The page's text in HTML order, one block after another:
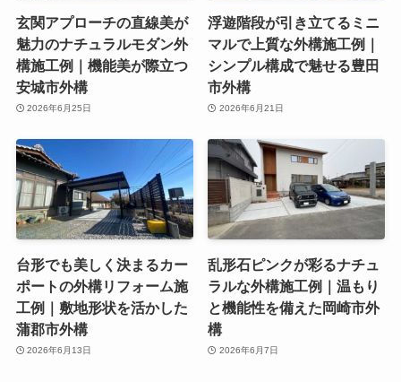
玄関アプローチの直線美が
魅力のナチュラルモダン外
構施工例｜機能美が際立つ
安城市外構
2026年6月25日
浮遊階段が引き立てるミニ
マルで上質な外構施工例｜
シンプル構成で魅せる豊田
市外構
2026年6月21日
台形でも美しく決まるカー
ポートの外構リフォーム施
工例｜敷地形状を活かした
蒲郡市外構
2026年6月13日
乱形石ピンクが彩るナチュ
ラルな外構施工例｜温もり
と機能性を備えた岡崎市外
構
2026年6月7日